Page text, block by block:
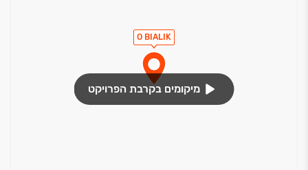
מועדון דיירים
חדר כושר
O BIALIK
מיקומים בקרבת הפרויקט